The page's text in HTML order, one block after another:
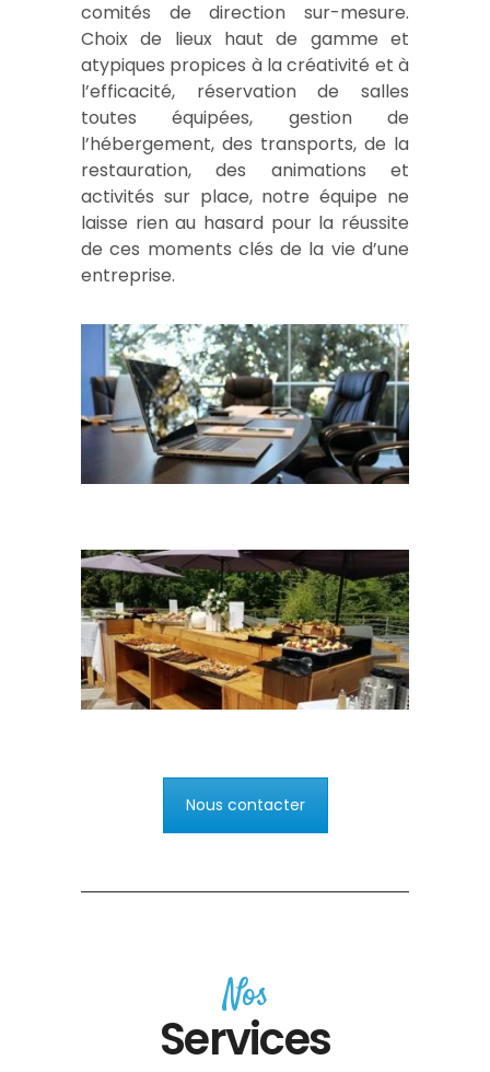
comités de direction sur-mesure.
Choix de lieux haut de gamme et
atypiques propices à la créativité et à
l’efficacité, réservation de salles
toutes équipées, gestion de
l’hébergement, des transports, de la
restauration, des animations et
activités sur place, notre équipe ne
laisse rien au hasard pour la réussite
de ces moments clés de la vie d’une
entreprise.
Nous contacter
Nos
Services